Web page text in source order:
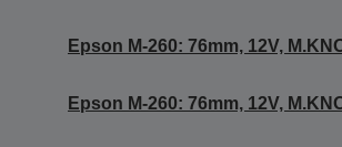
Epson M-260: 76mm, 12V,
Epson M-260: 76mm, 12V,